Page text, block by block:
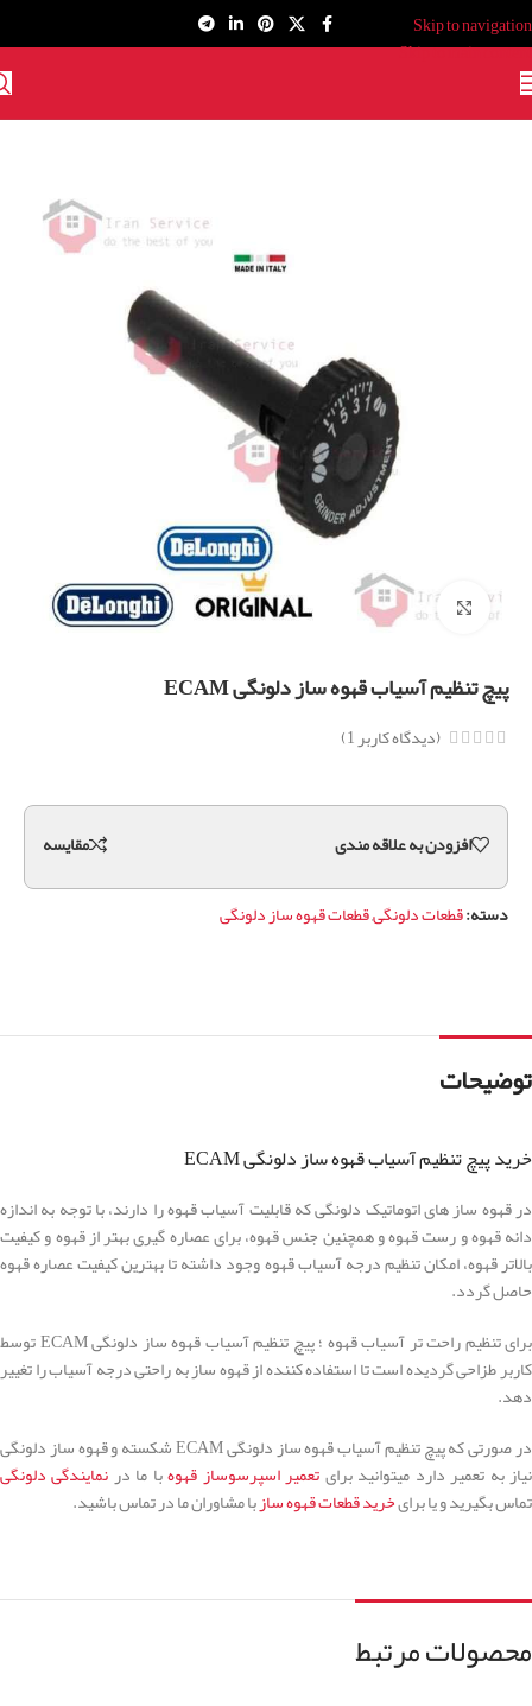
Skip to navigation
Skip to main content
برای بزرگنمایی کلیک کنید
پیچ تنظیم آسیاب قهوه ساز دلونگی ECAM
(دیدگاه کاربر1
)
افزودن به علاقه مندی مقايسه
دسته:قطعات دلونگی,قطعات قهوه ساز دلونگی
توضیحات
خرید پیچ تنظیم آسیاب قهوه ساز دلونگی ECAM
در قهوه ساز های اتوماتیک دلونگی که قابلیت آسیاب قهوه را دارند، با توجه به اندازه
دانه قهوه و رست قهوه و همچنین جنس قهوه، برای عصاره گیری بهتر از قهوه و کیفیت
بالاتر قهوه، امکان تنظیم درجه آسیاب قهوه وجود داشته تا بهترین کیفیت عصاره قهوه
حاصل گردد.
برای تنظیم راحت تر آسیاب قهوه ؛ پیچ تنظیم آسیاب قهوه ساز دلونگی ECAM توسط
کاربر طزاحی گردیده است تا استفاده کننده از قهوه ساز به راحتی درجه آسیاب را تغییر
دهد.
در صورتی که پیچ تنظیم آسیاب قهوه ساز دلونگی ECAM شکسته و قهوه ساز دلونگی
نیاز به تعمیر دارد میتوانید برایتعمیر اسپرسوساز قهوهبا ما درنمایندگی دلونگی
تماس بگیرید و یا برایخرید قطعات قهوه سازبا مشاوران ما در تماس باشید.
محصولات مرتبط